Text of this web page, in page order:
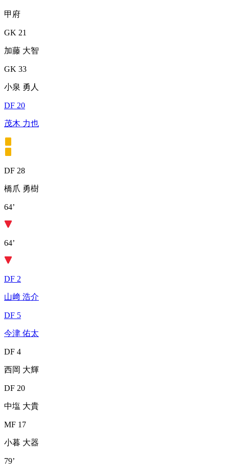
甲府
GK 21
加藤 大智
GK 33
小泉 勇人
DF 20
茂木 力也
DF 28
橋爪 勇樹
64’
64’
DF 2
山﨑 浩介
DF 5
今津 佑太
DF 4
西岡 大輝
DF 20
中塩 大貴
MF 17
小暮 大器
79’